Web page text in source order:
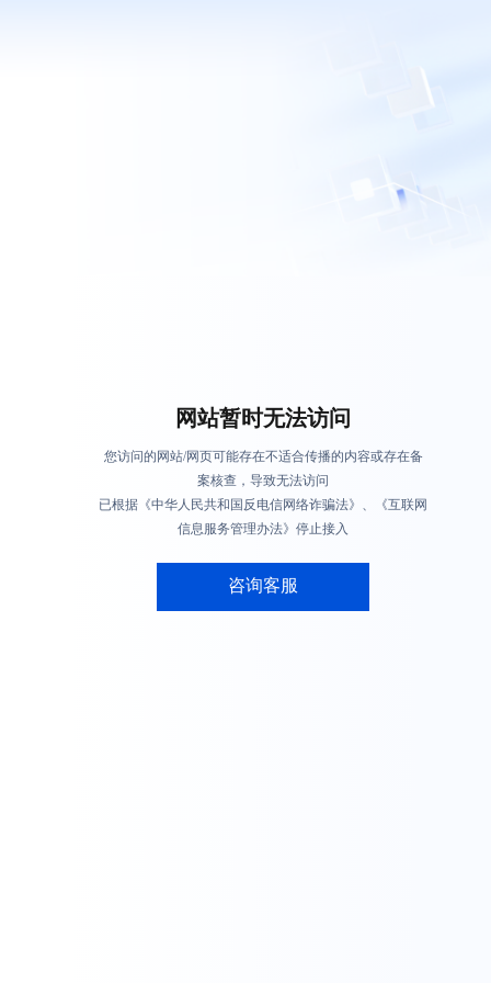
网站暂时无法访问
您访问的网站/网页可能存在不适合传播的内容或存在备
案核查，导致无法访问
已根据《中华人民共和国反电信网络诈骗法》、《互联网
信息服务管理办法》停止接入
咨询客服